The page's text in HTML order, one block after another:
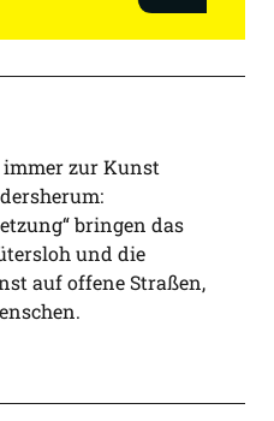
zur Kunst
bringen das
und die
auf offene Straßen,